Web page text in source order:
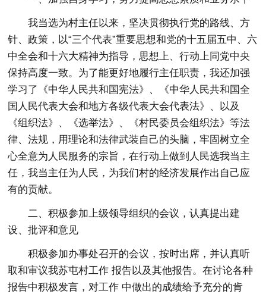
我当选为村主任以来，坚决贯彻执行党的路线、方
针、政策，以“三个代表”重要思想和党的十五届五中、六
中全会和十六大精神为指导，思想上、行动上同党中央
保持高度一致。为了能更好地履行主任职责，我还加强
学习了《中华人民共和国宪法》、《中华人民共和国全
国人民代表大会和地方各级代表大会代表法》、以及
《组织法》、《选举法》、《村民委员会组织法》等法
律、法规，用理论和法律武装自己的头脑，牢固树立全
心全意为人民服务的宗旨，在行动上做到人民选我当主
任，我当主任为人民，为我们村的经济发展作出自己应
有的贡献。
二、积极参加上级领导组织的会议，认真提出建
设、批评和意见
积极参加办事处召开的会议，按时出席，并认真听
取和审议我苏屯村工作 报告以及其他报告。在讨论各种
报告中积极发言，对工作 中做出的成绩给予充分的肯